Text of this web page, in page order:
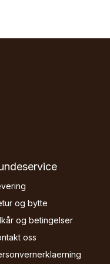
og bytte
og betingelser
oss